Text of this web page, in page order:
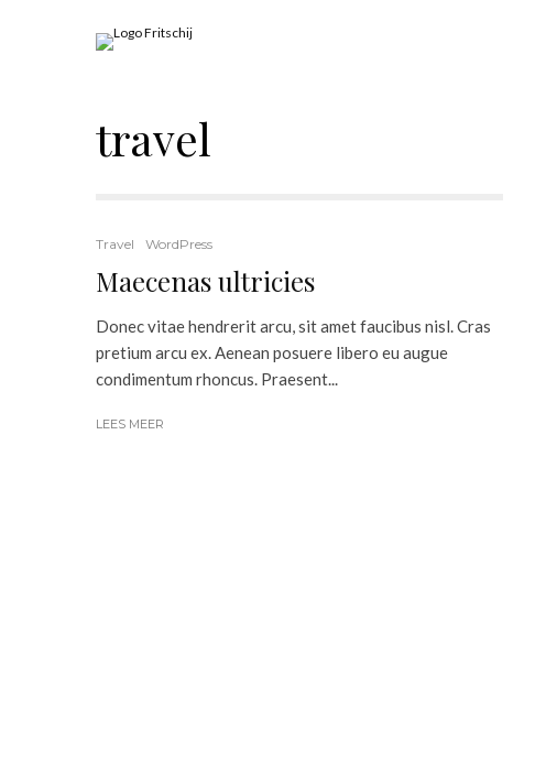
travel
Travel WordPress
Maecenas ultricies
Donec vitae hendrerit arcu, sit amet faucibus nisl. Cras
pretium arcu ex. Aenean posuere libero eu augue
condimentum rhoncus. Praesent...
LEES MEER